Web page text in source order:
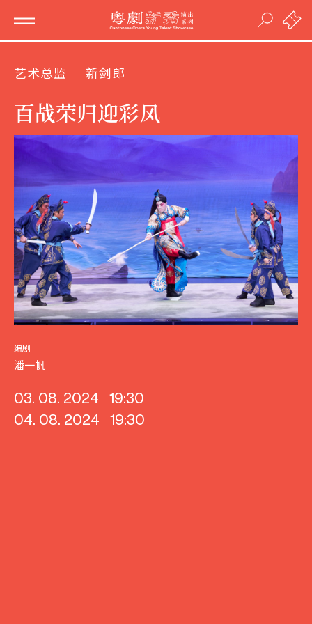
艺术总监 新剑郎
百战荣归迎彩凤
编剧
潘一帆
03. 08. 2024
19:30
04. 08. 2024
19:30